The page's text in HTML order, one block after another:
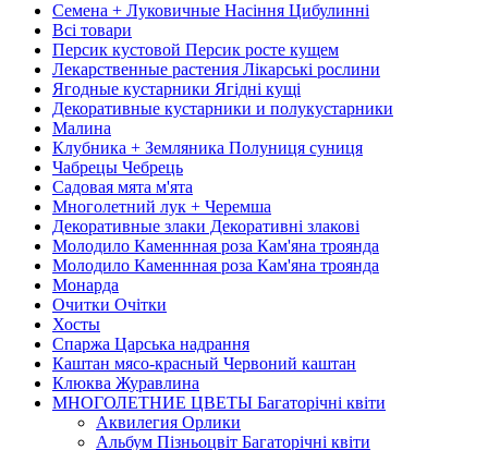
Семена + Луковичные Насіння Цибулинні
Всі товари
Персик кустовой Персик росте кущем
Лекарственные растения Лікарські рослини
Ягодные кустарники Ягідні кущі
Декоративные кустарники и полукустарники
Малина
Клубника + Земляника Полуниця суниця
Чабрецы Чебрець
Садовая мята м'ята
Многолетний лук + Черемша
Декоративные злаки Декоративні злакові
Молодило Каменнная роза Кам'яна троянда
Молодило Каменнная роза Кам'яна троянда
Монарда
Очитки Очітки
Хосты
Спаржа Царська надрання
Каштан мясо-красный Червоний каштан
Клюква Журавлина
МНОГОЛЕТНИЕ ЦВЕТЫ Багаторічні квіти
Аквилегия Орлики
Альбум Пізньоцвіт Багаторічні квіти